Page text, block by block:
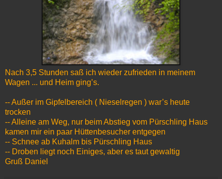
Nach 3,5 Stunden saß ich wieder zufrieden in meinem
Wagen ... und Heim ging’s.
-- Außer im Gipfelbereich ( Nieselregen ) war’s heute
trocken
-- Alleine am Weg, nur beim Abstieg vom Pürschling Haus
kamen mir ein paar Hüttenbesucher entgegen
-- Schnee ab Kuhalm bis Pürschling Haus
-- Droben liegt noch Einiges, aber es taut gewaltig
Gruß Daniel